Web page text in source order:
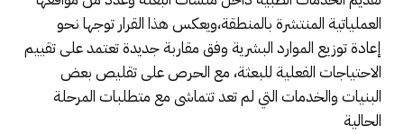
العملياتية المنتشرة بالمنطقة،ويعكس هذا القرار توجها نحو
إعادة توزيع الموارد البشرية وفق مقاربة جديدة تعتمد على تقييم
الاحتياجات الفعلية للبعثة، مع الحرص على تقليص بعض
البنيات والخدمات التي لم تعد تتماشى مع متطلبات المرحلة
الحالية